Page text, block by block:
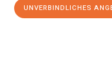
UNVERBINDLICHES